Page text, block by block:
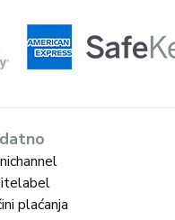
plaćanja